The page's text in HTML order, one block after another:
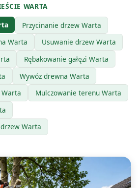
WARTA
Przycinanie drzew Warta
Warta
Usuwanie drzew Warta
Rębakowanie gałęzi Warta
Wywóz drewna Warta
Mulczowanie terenu Warta
Warta